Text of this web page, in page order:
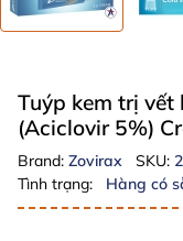
Tuýp kem trị vết
(Aciclovir 5%)
Brand: Zovirax SKU:
Tình trạng:
Hàng có